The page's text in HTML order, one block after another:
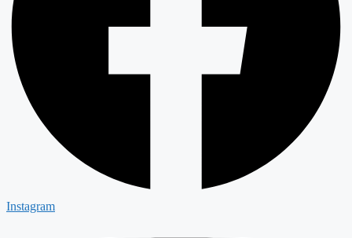
Instagram